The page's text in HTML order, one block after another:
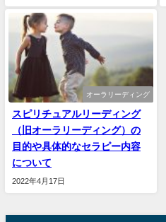
オーラリーディング
スピリチュアルリーディング
（旧オーラリーディング）の
目的や具体的なセラピー内容
について
2022年4月17日